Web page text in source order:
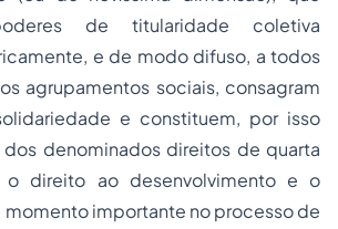
de titularidade coletiva
e de modo difuso, a todos
agrupamentos sociais, consagram
e constituem, por isso
denominados direitos de quarta
o direito ao desenvolvimento e o
momento importante no processo de